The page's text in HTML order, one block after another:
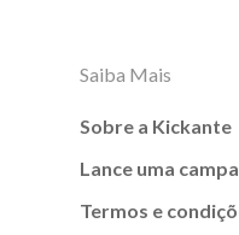
Saiba Mais
Sobre a Kickante
Lance uma
Termos e